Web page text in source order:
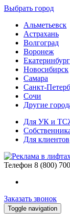
Выбрать город
Альметьевск
Астрахань
Волгоград
Воронеж
Екатеринбург
Новосибирск
Самара
Санкт-
Сочи
Другие
Для УК и
Для клиентов
Телефон 8 (800)
Заказать звонок
Toggle navigation